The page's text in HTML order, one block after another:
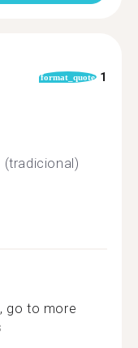
format_quote 1
(tradicional)
go to more